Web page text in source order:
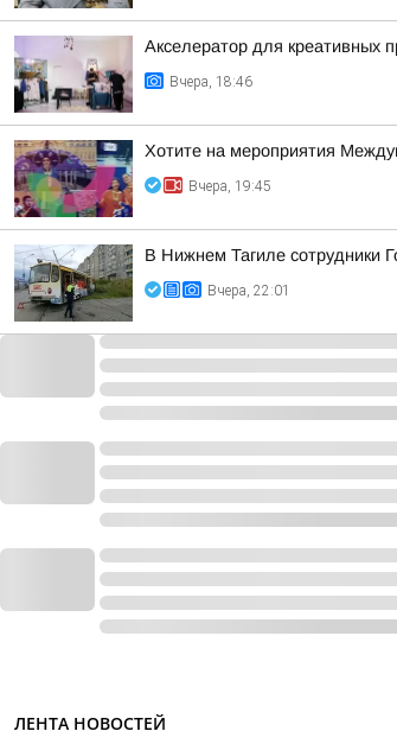
Акселератор для креативных
Вчера, 18:46
Хотите на мероприятия
Вчера, 19:45
В Нижнем Тагиле сотрудники
Вчера, 22:01
ЛЕНТА НОВОСТЕЙ